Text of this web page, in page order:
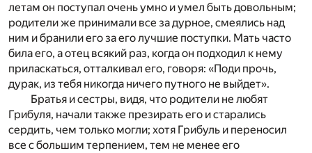
летам он поступал очень умно и умел быть довольным;
родители же принимали все за дурное, смеялись над
ним и бранили его за его лучшие поступки. Мать часто
била его, а отец всякий раз, когда он подходил к нему
приласкаться, отталкивал его, говоря: «Поди прочь,
дурак, из тебя никогда ничего путного не выйдет».
Братья и сестры, видя, что родители не любят
Грибуля, начали также презирать его и старались
сердить, чем только могли; хотя Грибуль и переносил
все с большим терпением, тем не менее его